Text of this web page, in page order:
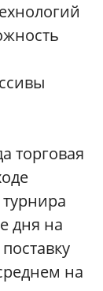
торговая
дня на
на